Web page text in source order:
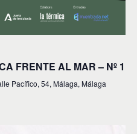
FRENTE AL MAR – Nº 1
Pacífico, 54, Málaga, Málaga